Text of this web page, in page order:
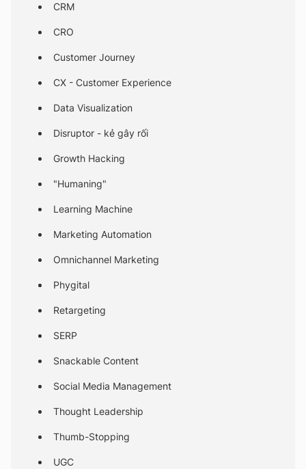
CRM
CRO
Customer Journey
CX - Customer Experience
Data Visualization
Disruptor - kẻ gây rối
Growth Hacking
"Humaning"
Learning Machine
Marketing Automation
Omnichannel Marketing
Phygital
Retargeting
SERP
Snackable Content
Social Media Management
Thought Leadership
Thumb-Stopping
UGC